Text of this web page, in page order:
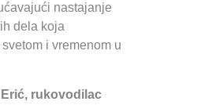
nastajanje
dela koja
i vremenom u
rukovodilac